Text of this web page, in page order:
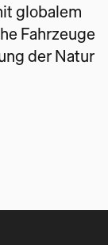
globalem
Fahrzeuge
der Natur